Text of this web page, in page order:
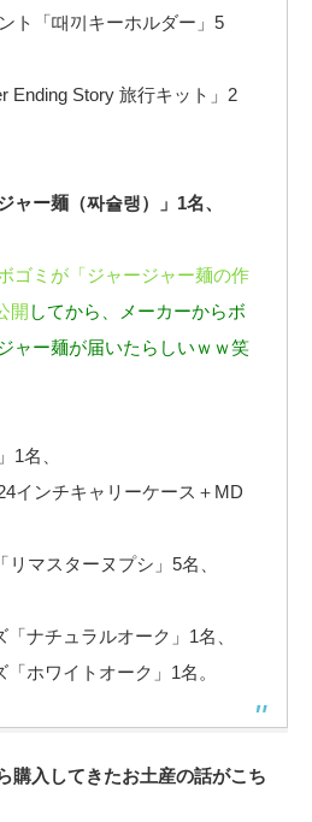
ト「때끼キーホルダー」5
Ending Story 旅行キット」2
ャー麺（짜슐랭）」1名、
ゴミが「ジャージャー麺の作
開 してから、メーカーからボ
ャー麺が届いたらしいｗｗ笑
1名、
インチキャリーケース＋MD
マスターヌプシ」5名、
ナチュラルオーク」1名、
ホワイトオーク」1名。
購入してきたお土産の話がこち